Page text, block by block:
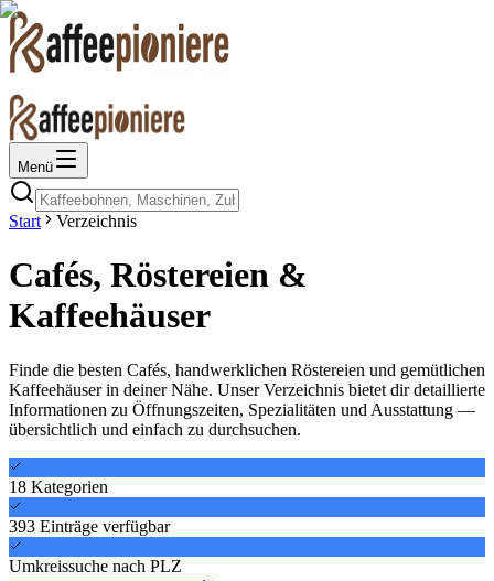
Menü
Start Verzeichnis
Cafés, Röstereien &
Kaffeehäuser
Finde die besten Cafés, handwerklichen Röstereien und gemütlichen
Kaffeehäuser in deiner Nähe. Unser Verzeichnis bietet dir detaillierte
Informationen zu Öffnungszeiten, Spezialitäten und Ausstattung —
übersichtlich und einfach zu durchsuchen.
18 Kategorien
393 Einträge verfügbar
Umkreissuche nach PLZ